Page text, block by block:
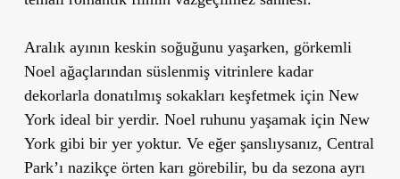
Aralık ayının keskin soğuğunu yaşarken, görkemli
Noel ağaçlarından süslenmiş vitrinlere kadar
dekorlarla donatılmış sokakları keşfetmek için New
York ideal bir yerdir. Noel ruhunu yaşamak için New
York gibi bir yer yoktur. Ve eğer şanslıysanız, Central
Park’ı nazikçe örten karı görebilir, bu da sezona ayrı